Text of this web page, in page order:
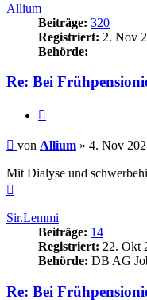
Allium
Beiträge: 320
Registriert: 2. Nov
Behörde:
Re: Bei
Beitrag
von Allium » 4. Nov
Mit Dialyse und
Sir.Lemmi
Beiträge: 14
Registriert: 22. Okt
Behörde: DB AG
Re: Bei